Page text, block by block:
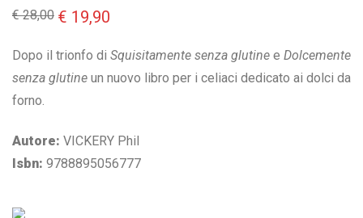
€28,00 Il
prezzo
era:
€ 19,90
è:
€ 19,90.
Dopo il trionfo di Squisitamente senza glutine e Dolcemente
senza glutine un nuovo libro per i celiaci dedicato ai dolci da
forno.
Autore: VICKERY Phil
Isbn: 9788895056777